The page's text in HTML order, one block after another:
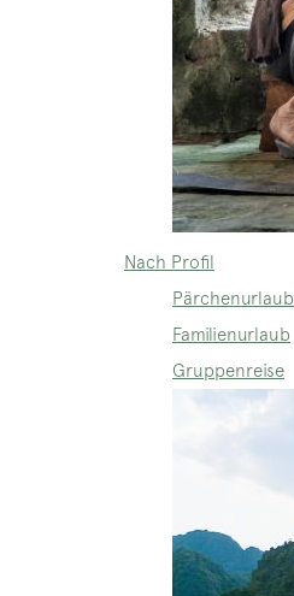
Nach Profil
Pärchenurlaub
Familienurlaub
Gruppenreise